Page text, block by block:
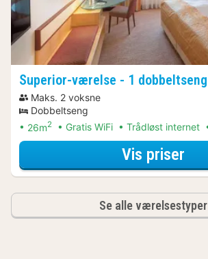
Superior-værelse - 1 dobbeltseng
Maks. 2 voksne
Dobbeltseng
26m2 Gratis WiFi Trådløst internet
Vis priser
Se alle værelsestyper